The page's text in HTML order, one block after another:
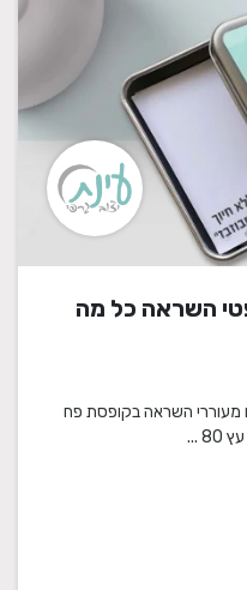
השראה כל מה
וציטוטים מעוררי השראה בקופסת פח